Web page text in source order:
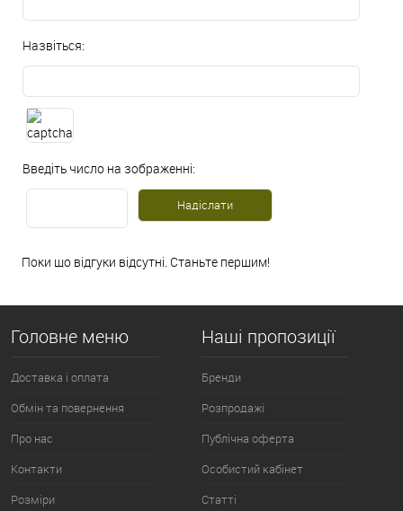
Назвіться:
Введіть число на зображенні:
Поки що відгуки відсутні. Станьте першим!
Головне меню
Доставка і оплата
Обмін та повернення
Про нас
Контакти
Розміри
Наші пропозиції
Бренди
Розпродажі
Публічна оферта
Особистий кабінет
Статті